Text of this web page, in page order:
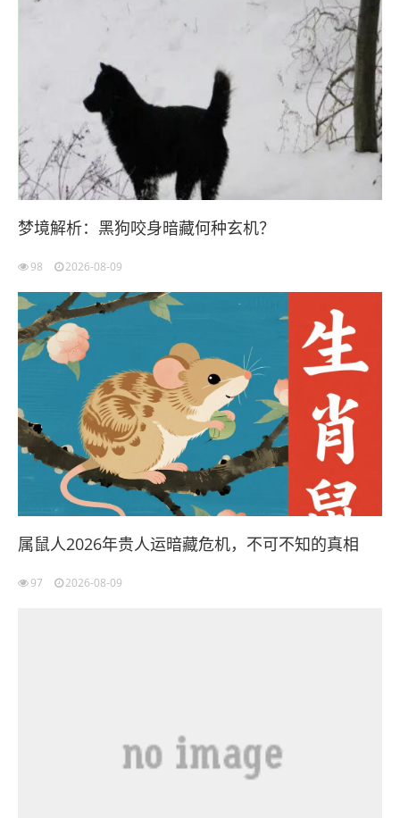
梦境解析：黑狗咬身暗藏何种玄机？
98 2026-08-09
属鼠人2026年贵人运暗藏危机，不可不知的真相
97 2026-08-09